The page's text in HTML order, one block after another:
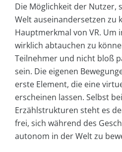
Die Möglichkeit der Nutzer,
Welt auseinandersetzen zu
Hauptmerkmal von VR. Um
wirklich abtauchen zu
Teilnehmer und nicht bloß
sein. Die eigenen
erste Element, die eine
erscheinen lassen. Selbst
Erzählstrukturen steht es
frei, sich während des
autonom in der Welt zu